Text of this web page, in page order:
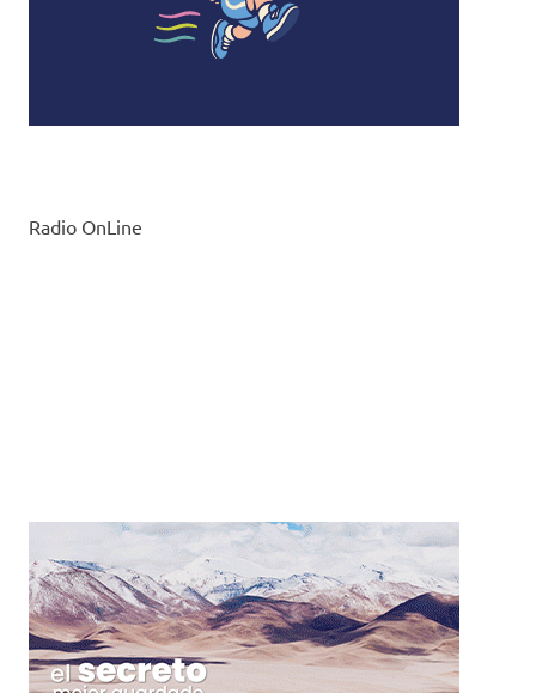
Radio OnLine